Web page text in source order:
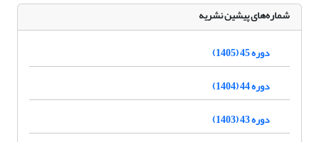
شماره‌های پیشین نشریه
دوره 45 (1405)
دوره 44 (1404)
دوره 43 (1403)